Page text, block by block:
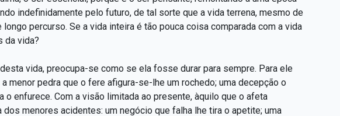
indefinidamente pelo futuro, de tal sorte que a vida terrena, mesmo de
percurso. Se a vida inteira é tão pouca coisa comparada com a vida
da vida?
vida, preocupa-se como se ela fosse durar para sempre. Para ele
menor pedra que o fere afigura-se-lhe um rochedo; uma decepção o
o enfurece. Com a visão limitada ao presente, àquilo que o afeta
menores acidentes: um negócio que falha lhe tira o apetite; uma